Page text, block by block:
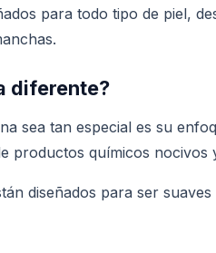
para todo tipo de piel,
diferente?
sea tan especial es su
productos químicos nocivos
diseñados para ser